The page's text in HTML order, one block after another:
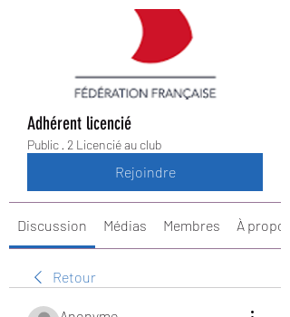
Adhérent licencié
Public · 2 Licencié au club
Rejoindre
Discussion Médias Membres À propos
Retour